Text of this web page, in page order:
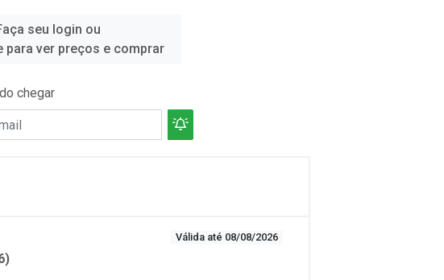
seu login ou
para ver preços e comprar
chegar
Válida até 08/08/2026